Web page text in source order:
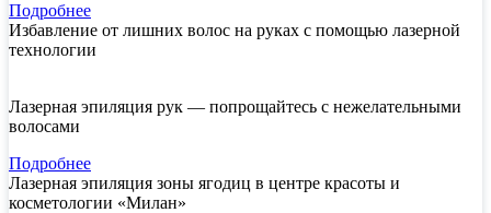
Подробнее
Избавление от лишних волос на руках с помощью лазерной
технологии
Лазерная эпиляция рук — попрощайтесь с нежелательными
волосами
Подробнее
Лазерная эпиляция зоны ягодиц в центре красоты и
косметологии «Милан»